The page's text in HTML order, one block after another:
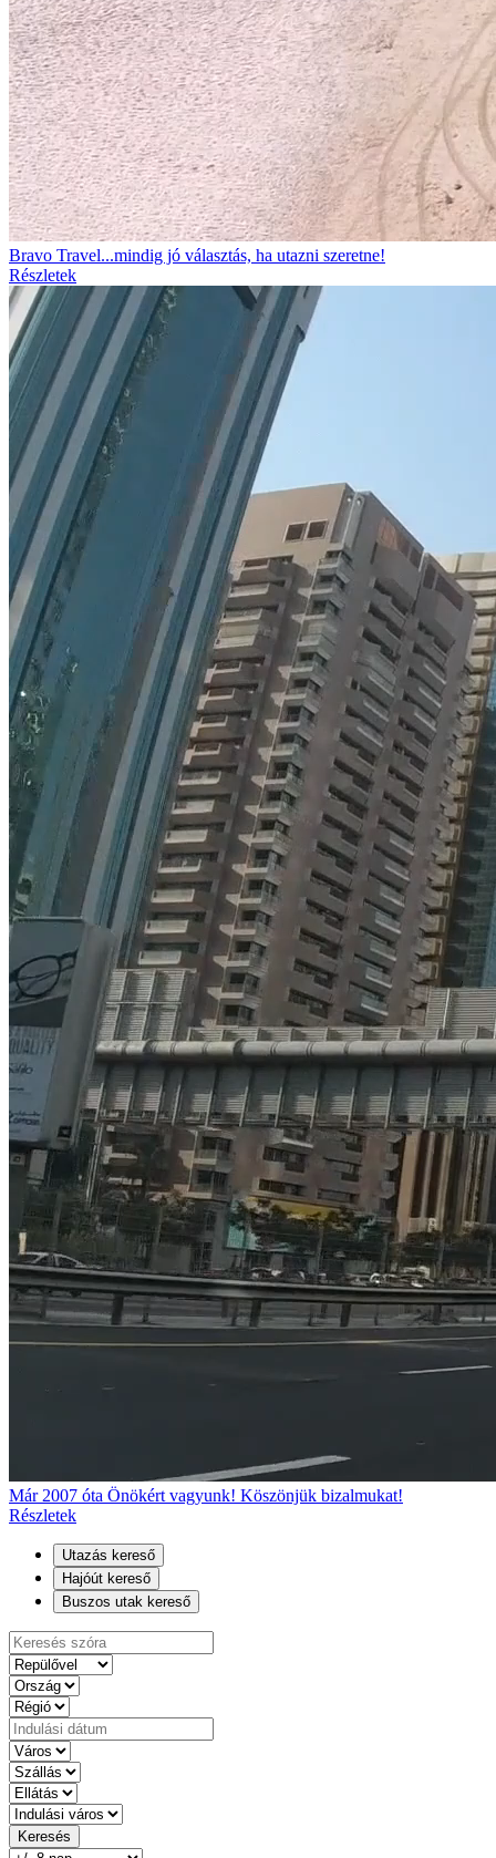
Bravo Travel...mindig jó választás, ha utazni szeretne!
Részletek
Már 2007 óta Önökért vagyunk! Köszönjük bizalmukat!
Részletek
Utazás kereső
Hajóút kereső
Buszos utak kereső
Keresés